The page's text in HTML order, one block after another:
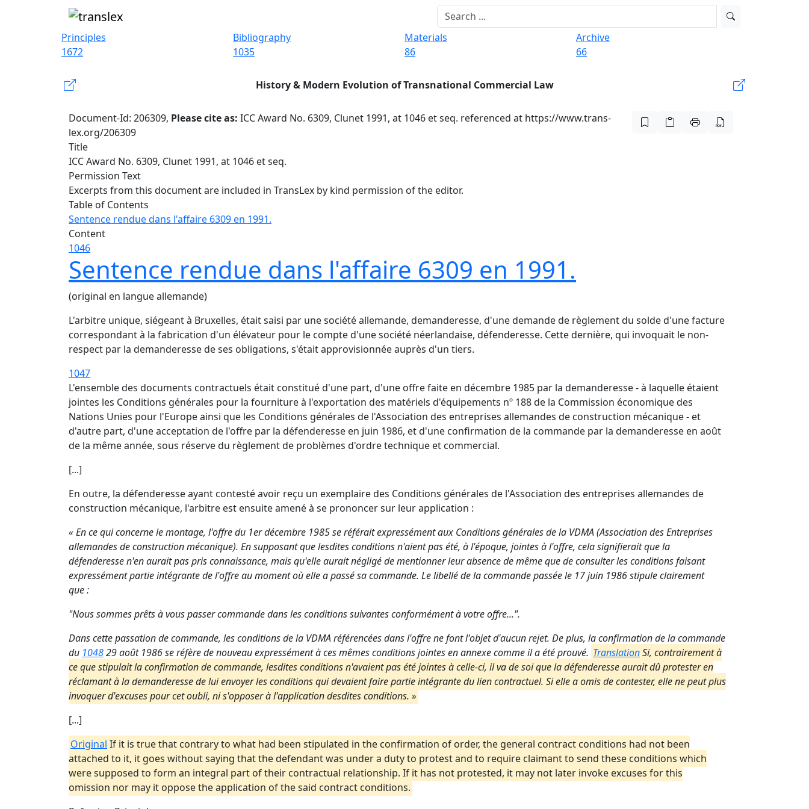
Principles
1672
Bibliography
1035
Materials
86
Archive
66
History & Modern Evolution of Transnational Commercial Law
Document-Id: 206309, Please cite as: ICC Award No. 6309, Clunet 1991, at 1046 et seq. referenced at https://www.trans-
lex.org/206309
Title
ICC Award No. 6309, Clunet 1991, at 1046 et seq.
Permission Text
Excerpts from this document are included in TransLex by kind permission of the editor.
Table of Contents
Sentence rendue dans l'affaire 6309 en 1991.
Content
1046
Sentence rendue dans l'affaire 6309 en 1991.
(original en langue allemande)
L'arbitre unique, siégeant à Bruxelles, était saisi par une société allemande, demanderesse, d'une demande de règlement du solde d'une facture
correspondant à la fabrication d'un élévateur pour le compte d'une société néerlandaise, défenderesse. Cette dernière, qui invoquait le non-
respect par la demanderesse de ses obligations, s'était approvisionnée auprès d'un tiers.
1047
L'ensemble des documents contractuels était constitué d'une part, d'une offre faite en décembre 1985 par la demanderesse - à laquelle étaient
jointes les Conditions générales pour la fourniture à l'exportation des matériels d'équipements nº 188 de la Commission économique des
Nations Unies pour l'Europe ainsi que les Conditions générales de l'Association des entreprises allemandes de construction mécanique - et
d'autre part, d'une acceptation de l'offre par la défenderesse en juin 1986, et d'une confirmation de la commande par la demanderesse en août
de la même année, sous réserve du règlement de problèmes d'ordre technique et commercial.
[...]
En outre, la défenderesse ayant contesté avoir reçu un exemplaire des Conditions générales de l'Association des entreprises allemandes de
construction mécanique, l'arbitre est ensuite amené à se prononcer sur leur application :
« En ce qui concerne le montage, l'offre du 1er décembre 1985 se référait expressément aux Conditions générales de la VDMA (Association des Entreprises
allemandes de construction mécanique). En supposant que lesdites conditions n'aient pas été, à l'époque, jointes à l'offre, cela signifierait que la
défenderesse n'en aurait pas pris connaissance, mais qu'elle aurait négligé de mentionner leur absence de même que de consulter les conditions faisant
expressément partie intégrante de l'offre au moment où elle a passé sa commande. Le libellé de la commande passée le 17 juin 1986 stipule clairement
que :
"Nous sommes prêts à vous passer commande dans les conditions suivantes conformément à votre offre...".
Dans cette passation de commande, les conditions de la VDMA référencées dans l'offre ne font l'objet d'aucun rejet. De plus, la confirmation de la commande
du 104829 août 1986 se réfère de nouveau expressément à ces mêmes conditions jointes en annexe comme il a été prouvé. TranslationSi, contrairement à
ce que stipulait la confirmation de commande, lesdites conditions n'avaient pas été jointes à celle-ci, il va de soi que la défenderesse aurait dû protester en
réclamant à la demanderesse de lui envoyer les conditions qui devaient faire partie intégrante du lien contractuel. Si elle a omis de contester, elle ne peut plus
invoquer d'excuses pour cet oubli, ni s'opposer à l'application desdites conditions. »
[...]
Original If it is true that contrary to what had been stipulated in the confirmation of order, the general contract conditions had not been
attached to it, it goes without saying that the defendant was under a duty to protest and to require claimant to send these conditions which
were supposed to form an integral part of their contractual relationship. If it has not protested, it may not later invoke excuses for this
omission nor may it oppose the application of the said contract conditions.